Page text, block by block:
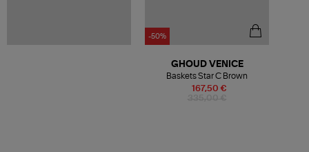
-50%
167,50 €
GHOUD VENICE
Baskets Star C Brown